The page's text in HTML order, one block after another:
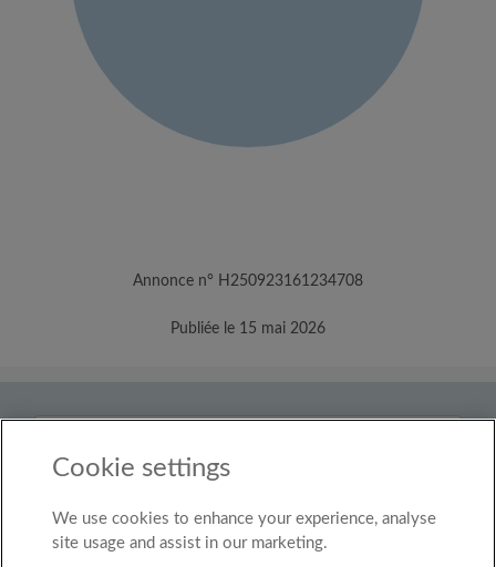
Annonce n° H250923161234708
Publiée le 15 mai 2026
Luxembourg
© Roomgo Limited 2025 - 21 Market Place, Stockport,
United Kingdom, SK1 1EU
Cookie settings
We use cookies to enhance your experience, analyse
site usage and assist in our marketing.